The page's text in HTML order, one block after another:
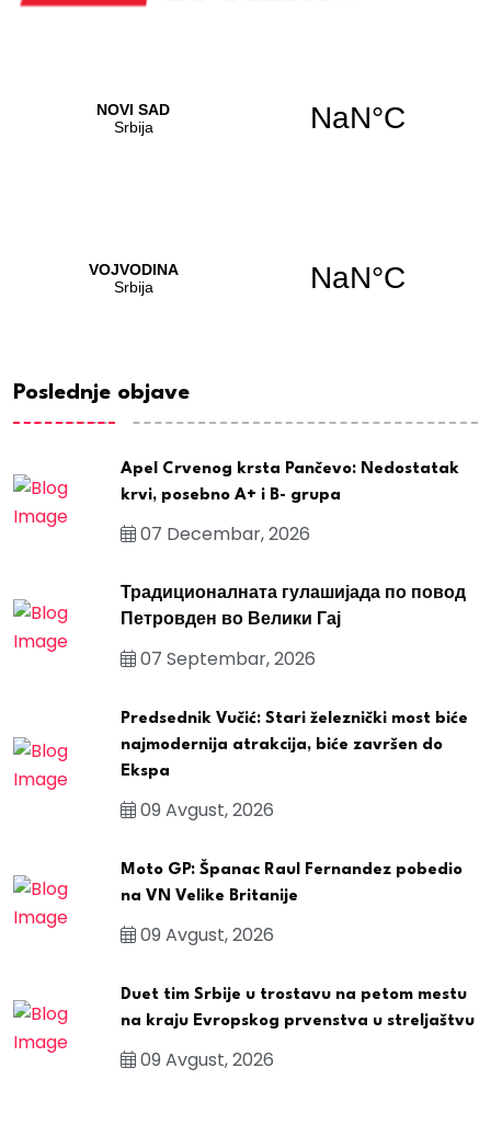
Poslednje objave
Apel Crvenog krsta Pančevo: Nedostatak
krvi, posebno A+ i B- grupa
07 Decembar, 2026
Традиционалната гулашијада по повод
Петровден во Велики Гај
07 Septembar, 2026
Predsednik Vučić: Stari železnički most biće
najmodernija atrakcija, biće završen do
Ekspa
09 Avgust, 2026
Moto GP: Španac Raul Fernandez pobedio
na VN Velike Britanije
09 Avgust, 2026
Duet tim Srbije u trostavu na petom mestu
na kraju Evropskog prvenstva u streljaštvu
09 Avgust, 2026